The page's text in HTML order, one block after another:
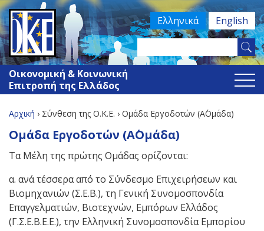
Jump
to
navigation
Οικονομική & Κοινωνική
Επιτροπή της Ελλάδος
Ελληνικά English
Φόρμα
this
Είστε
εδώ
Αρχική › Σύνθεση της Ο.Κ.Ε. › Ομάδα Εργοδοτών (Α΄Ομάδα)
Back
to
top
Ομάδα Εργοδοτών (Α΄Ομάδα)
Τα Μέλη της πρώτης Ομάδας ορίζονται:
α. ανά τέσσερα από το Σύνδεσμο Επιχειρήσεων και
Βιομηχανιών (Σ.Ε.Β.), τη Γενική Συνομοσπονδία
Επαγγελματιών, Βιοτεχνών, Εμπόρων Ελλάδος
(Γ.Σ.Ε.Β.Ε.Ε.), την Ελληνική Συνομοσπονδία Εμπορίου